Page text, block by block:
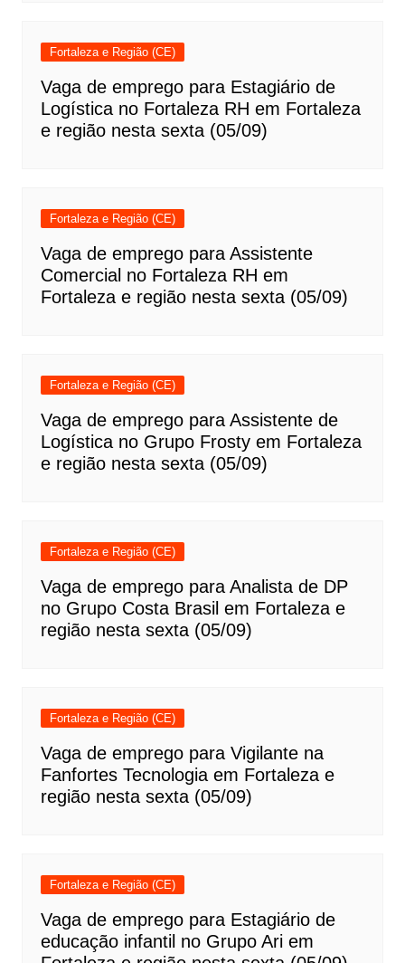
Fortaleza e Região (CE)
Vaga de emprego para Estagiário de
Logística no Fortaleza RH em Fortaleza
e região nesta sexta (05/09)
Fortaleza e Região (CE)
Vaga de emprego para Assistente
Comercial no Fortaleza RH em
Fortaleza e região nesta sexta (05/09)
Fortaleza e Região (CE)
Vaga de emprego para Assistente de
Logística no Grupo Frosty em Fortaleza
e região nesta sexta (05/09)
Fortaleza e Região (CE)
Vaga de emprego para Analista de DP
no Grupo Costa Brasil em Fortaleza e
região nesta sexta (05/09)
Fortaleza e Região (CE)
Vaga de emprego para Vigilante na
Fanfortes Tecnologia em Fortaleza e
região nesta sexta (05/09)
Fortaleza e Região (CE)
Vaga de emprego para Estagiário de
educação infantil no Grupo Ari em